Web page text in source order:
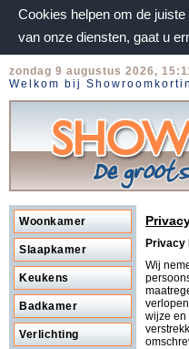
Cookies helpen om de
van onze diensten, gaat u
zondag 9 augustus 2026,
Welkom bij
Woonkamer
Slaapkamer
Keukens
Badkamer
Verlichting
Privacy
Wij
wijze en